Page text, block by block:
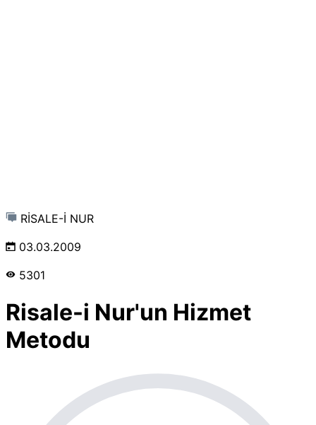
RİSALE-İ NUR
03.03.2009
5301
Risale-i Nur'un Hizmet
Metodu